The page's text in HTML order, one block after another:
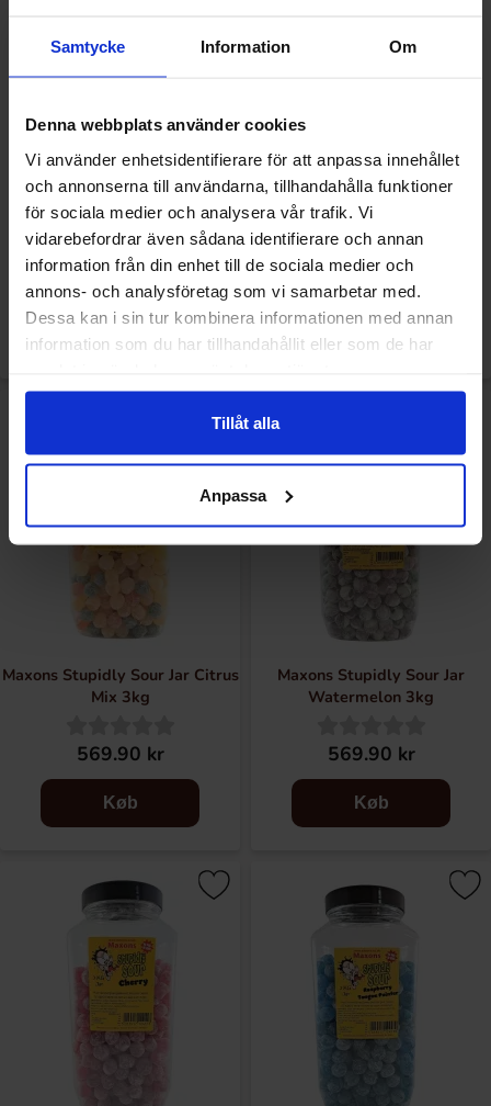
Samtycke Information Om
Denna webbplats använder cookies
Vi använder enhetsidentifierare för att anpassa innehållet
och annonserna till användarna, tillhandahålla funktioner
för sociala medier och analysera vår trafik. Vi
vidarebefordrar även sådana identifierare och annan
information från din enhet till de sociala medier och
annons- och analysföretag som vi samarbetar med.
Dessa kan i sin tur kombinera informationen med annan
information som du har tillhandahållit eller som de har
Tillåt alla
Anpassa
Maxons Stupidly Sour Jar
Orange 3kg
569.90 kr
Maxons Stupidly Sour Jar
Bubblegum 3kg
569.90 kr
Maxons Stupidly Sour Jar Citrus
Mix 3kg
569.90 kr
Køb
Maxons Stupidly Sour Jar
Watermelon 3kg
569.90 kr
Køb